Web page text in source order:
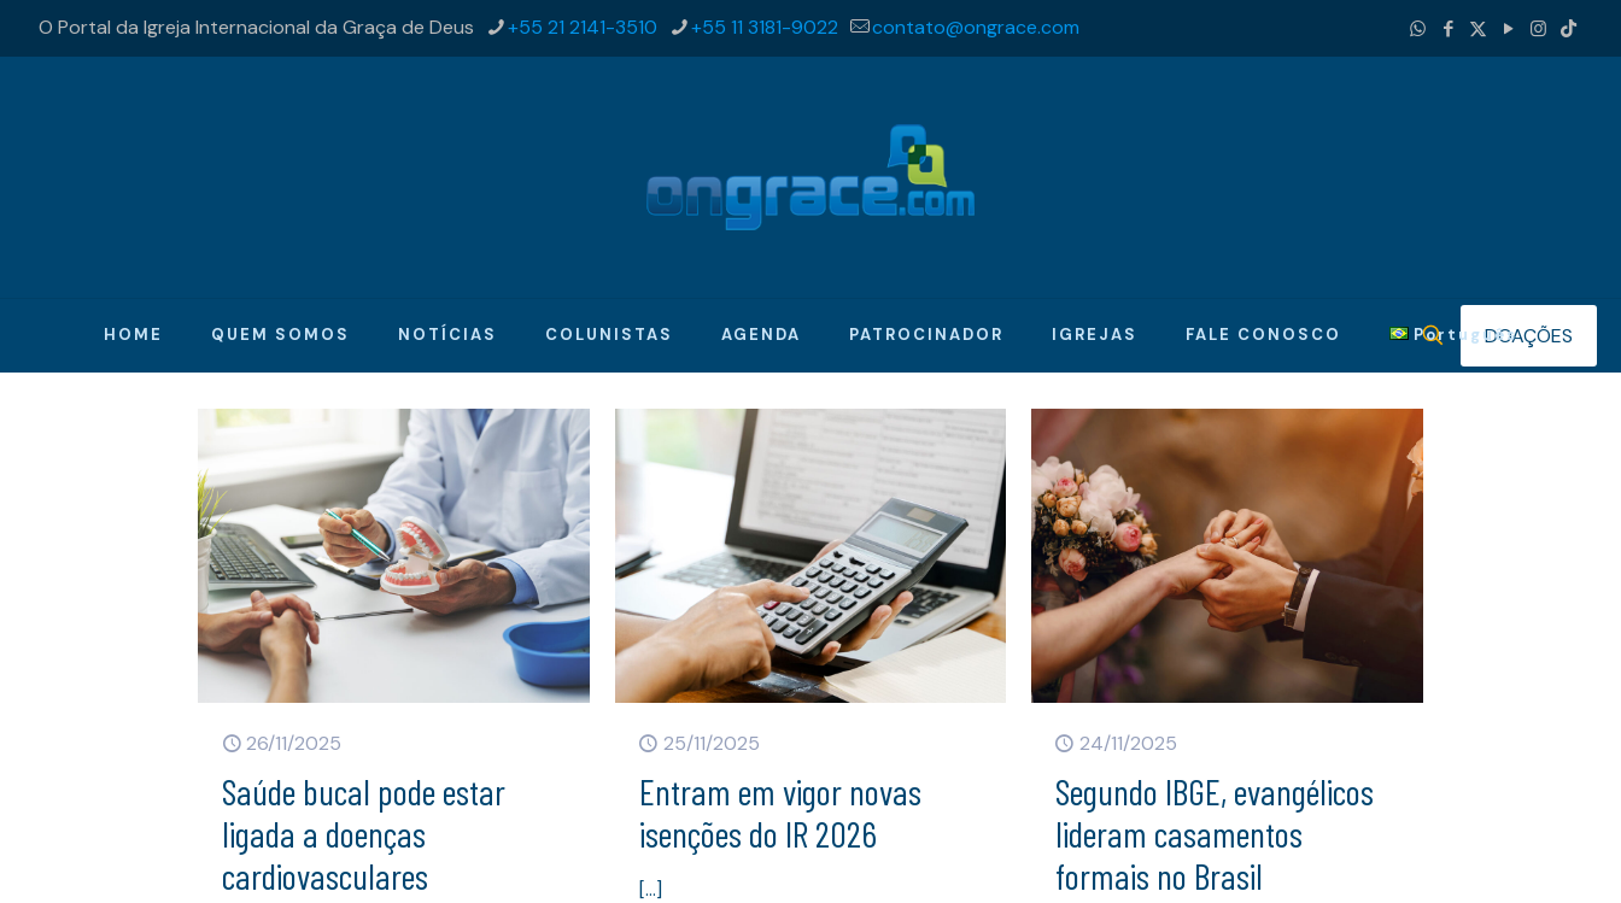
O Portal da Igreja Internacional da Graça de Deus +55 21 2141-3510 +55 11 3181-9022 contato@ongrace.com
HOME QUEM SOMOS NOTÍCIAS COLUNISTAS AGENDA PATROCINADOR IGREJAS FALE CONOSCO PortuguêsDOAÇÕES
26/11/2025
Saúde bucal pode estar
ligada a doenças
cardiovasculares
25/11/2025
Entram em vigor novas
isenções do IR 2026
[…]
24/11/2025
Segundo IBGE, evangélicos
lideram casamentos
formais no Brasil